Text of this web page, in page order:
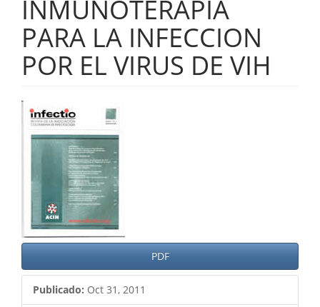
INMUNOTERAPIA
PARA LA INFECCION
POR EL VIRUS DE VIH
Barra
lateral
del
artículo
PDF
Publicado: Oct 31, 2011